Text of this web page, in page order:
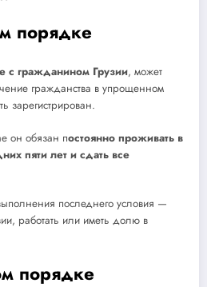
порядке
с гражданином Грузии, может
гражданства в упрощенном
зарегистрирован.
он обязан постоянно проживать в
пяти лет и сдать все
последнего условия —
работать или иметь долю в
порядке